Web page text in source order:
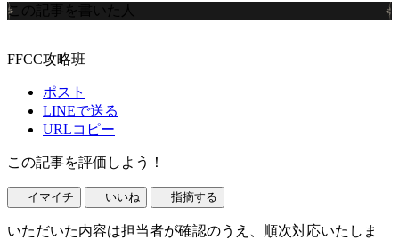
この記事を書いた人
FFCC攻略班
ポスト
LINEで送る
URLコピー
この記事を評価しよう！
イマイチ いいね 指摘する
いただいた内容は担当者が確認のうえ、順次対応いたしま